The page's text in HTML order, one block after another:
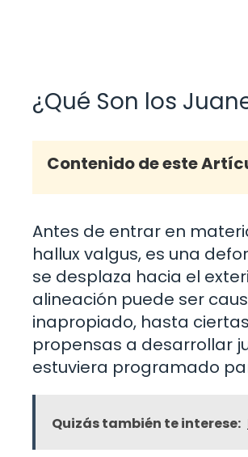
¿Qué Son los
Contenido de este
Antes de entrar en
hallux valgus, es una
se desplaza hacia el
alineación puede ser
inapropiado, hasta
propensas a desarrollar
estuviera programado
Quizás también te interese: